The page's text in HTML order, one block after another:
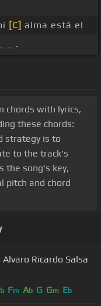
[C] alma está el
_ .
chords with lyrics,
these chords:
strategy is to
to the track's
the song's key,
pitch and chord
Ricardo Salsa
b Fm Ab G Gm Eb